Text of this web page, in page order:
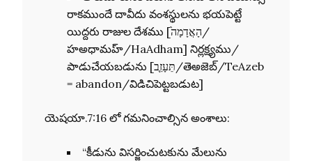
రాకముందే దావీదు వంశస్థులను భయపెట్టే
యిద్దరు రాజుల దేశము [הָאֲדָמָה֙/
హఅధామహ్/HaAdham] నిర్లక్ష్యము/
పాడుచేయబడును [תֵּעָזֵ֤ב/తెఅజెబ్/TeAzeb
= abandon/విడిచిపెట్టబడుట]
యెషయా.7:16 లో గమనించాల్సిన అంశాలు:
“కీడును విసర్జించుటకును మేలును